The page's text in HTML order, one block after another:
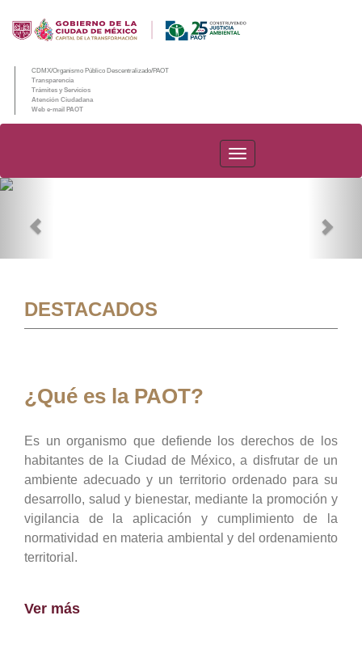
CDMX/Organismo Público Descentralizado/PAOT
Transparencia
Trámites y Servicios
Atención Ciudadana
Web e-mail PAOT
PAOT
DESTACADOS
¿Qué es la PAOT?
Es un organismo que defiende los derechos de los
habitantes de la Ciudad de México, a disfrutar de un
ambiente adecuado y un territorio ordenado para su
desarrollo, salud y bienestar, mediante la promoción y
vigilancia de la aplicación y cumplimiento de la
normatividad en materia ambiental y del ordenamiento
territorial.
Ver más